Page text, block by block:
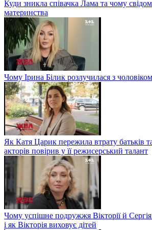
Куди зникла співачка Лама та чому
материнства
Чому Ірина Білик розлучилася з чоловіком
Як Катя Царик пережила втрату батьків
акторів повірив у її режисерський талант
Чому успішне подружжя Вікторії й
і як Вікторія виховує дітей